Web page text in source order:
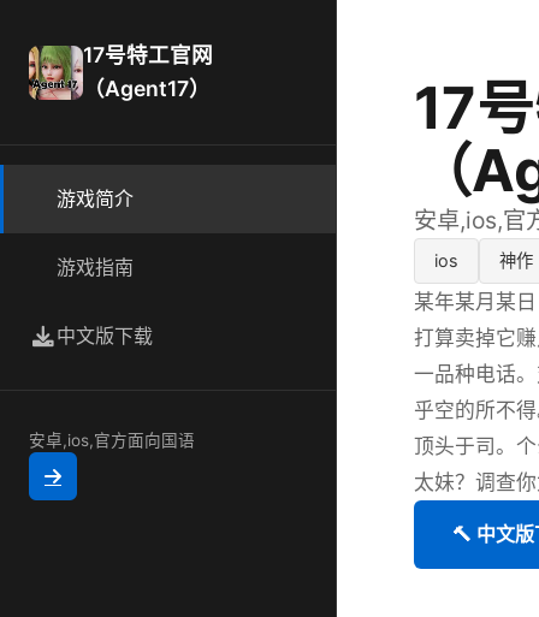
17号特工官网
（Agent17）
游戏简介
游戏指南
中文版下载
安卓,ios,官方面向国语
17
（
安卓,ios,官
ios 神作
某年某月某
打算卖掉它
一品种电话
乎空的所不
顶头于司。
太妹？调查
🔨 中文